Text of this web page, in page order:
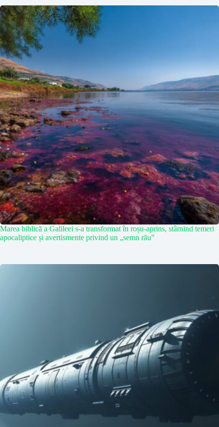
Marea biblică a Galileei s-a transformat în roșu-aprins, stârnind temeri
apocaliptice și avertismente privind un „semn rău”